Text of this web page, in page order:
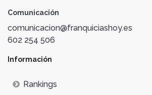
Comunicación
comunicacion@franquiciashoy.es
602 254 506
Información
Rankings